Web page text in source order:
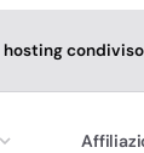
hosting